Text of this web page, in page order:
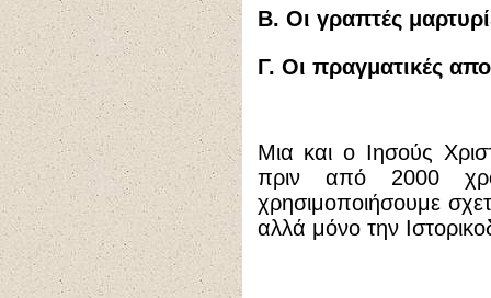
Β. Οι γραπτές
Γ. Οι πραγματικές
Μια και ο Ιησούς
πριν από 2000
χρησιμοποιήσουμε
αλλά μόνο την